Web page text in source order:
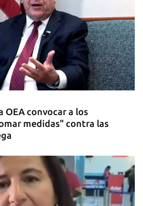
OEA convocar a los
medidas" contra las